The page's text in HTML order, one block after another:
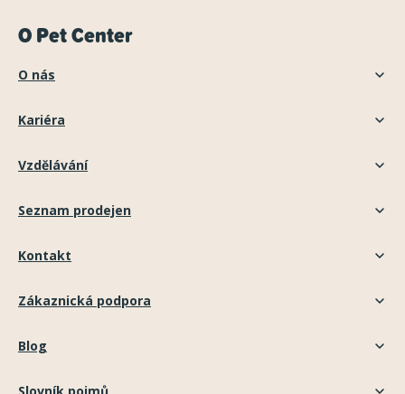
O Pet Center
O nás
Kariéra
Vzdělávání
Seznam prodejen
Kontakt
Zákaznická podpora
Blog
Slovník pojmů